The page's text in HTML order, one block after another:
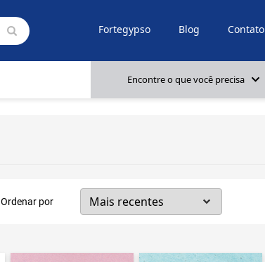
Fortegypso Blog Contato
Encontre o que você precisa
Ordenar por